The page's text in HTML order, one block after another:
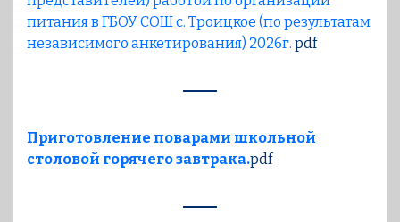
питания в ГБОУ СОШ с. Троицкое (по результатам
независимого анкетирования) 2026г. pdf
Приготовление поварами школьной
столовой горячего завтрака.pdf